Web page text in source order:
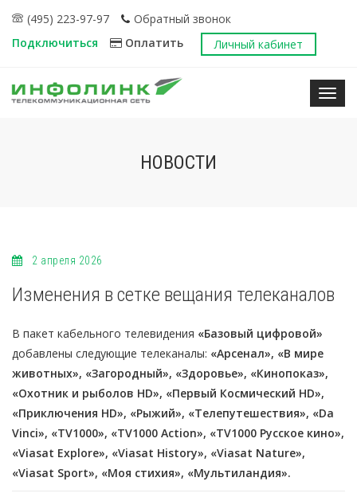
(495) 223-97-97
Обратный звонок
Подключиться
Оплатить Личный кабинет
НОВОСТИ
2 апреля 2026
Изменения в сетке вещания телеканалов
В пакет кабельного телевидения «Базовый цифровой»
добавлены следующие телеканалы: «Арсенал», «В мире
животных», «Загородный», «Здоровье», «Кинопоказ»,
«Охотник и рыболов HD», «Первый Космический HD»,
«Приключения HD», «Рыжий», «Телепутешествия», «Da
Vinci», «TV1000», «TV1000 Action», «TV1000 Русское кино»,
«Viasat Explore», «Viasat History», «Viasat Nature»,
«Viasat Sport», «Моя стихия», «Мультиландия».